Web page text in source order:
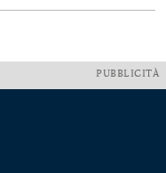
PUBBLICITÀ